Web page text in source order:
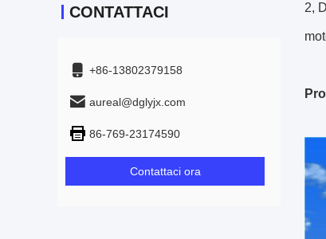
CONTATTACI
+86-13802379158
aureal@dglyjx.com
86-769-23174590
Contattaci ora
2,